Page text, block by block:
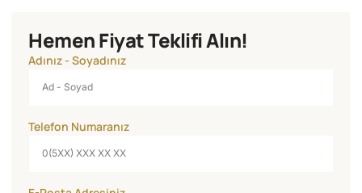
Hemen Fiyat Teklifi Alın!
Adınız - Soyadınız
Telefon Numaranız